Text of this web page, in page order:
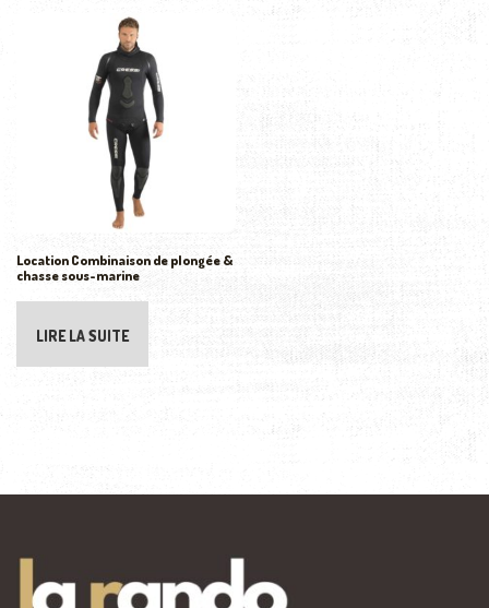
Location Combinaison de plongée &
chasse sous-marine
LIRE LA SUITE